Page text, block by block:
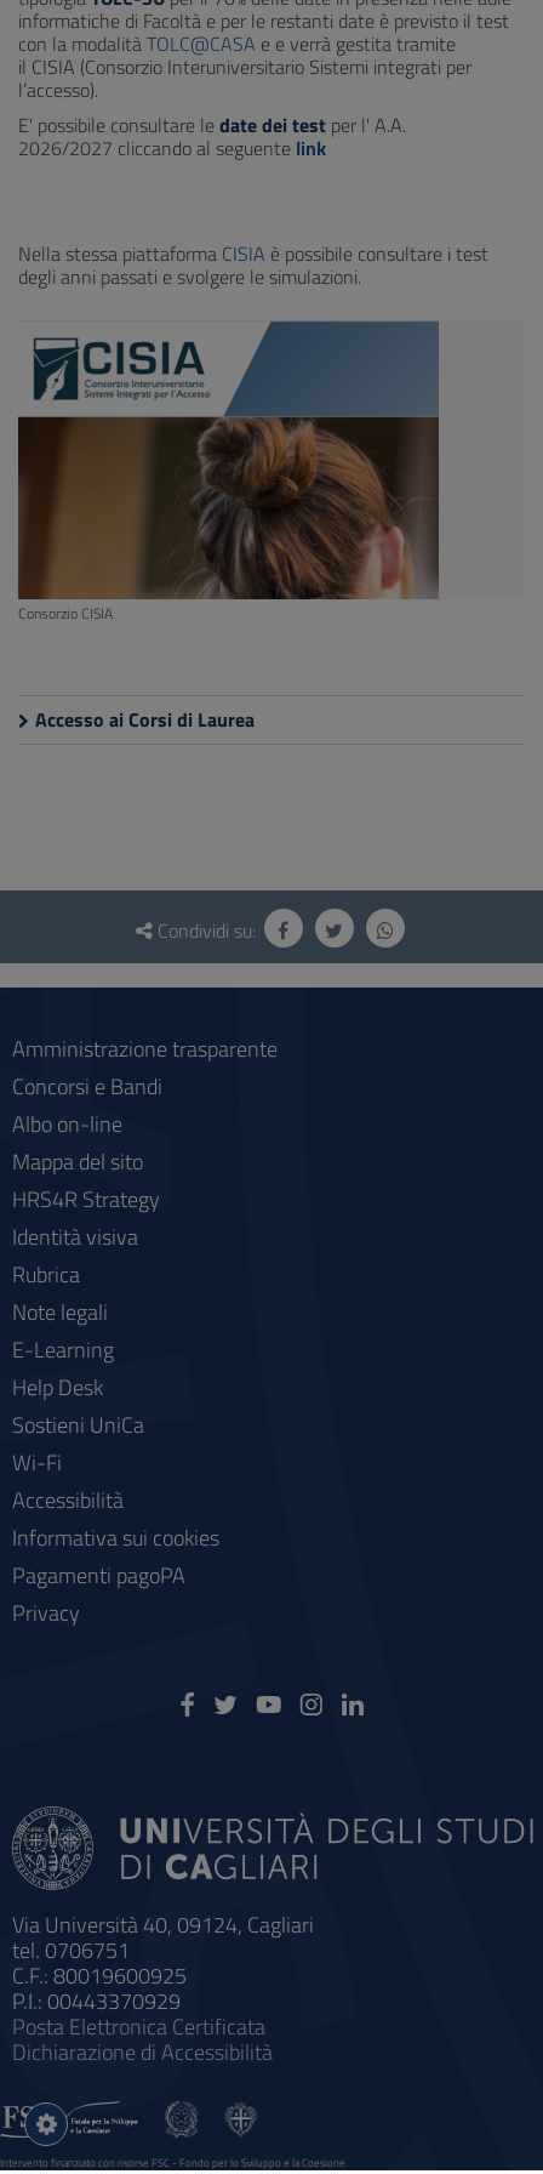
informatiche di Facoltà e per le restanti date è previsto il test
con la modalitàTOLC@CASA e e verrà gestita tramite
il CISIA (Consorzio Interuniversitario Sistemi integrati per
l’accesso).
E' possibile consultare ledate dei test per l' A.A.
2026/2027 cliccando al seguente link
Nella stessa piattaforma CISIA è possibile consultare i test
degli anni passati e svolgere le simulazioni.
Consorzio CISIA
Accesso ai Corsi di Laurea
Questionario
social
Condividi su:
Via Università 40, 09124, Cagliari
tel. 0706751
C.F.: 80019600925
P.I.: 00443370929
Posta Elettronica Certificata
Dichiarazione di Accessibilità
Amministrazione trasparente
Concorsi e Bandi
Albo on-line
Mappa del sito
HRS4R Strategy
Identità visiva
Rubrica
Note legali
E-Learning
Help Desk
Sostieni UniCa
Wi-Fi
Accessibilità
Informativa sui cookies
Pagamenti pagoPA
Privacy
Intervento finanziato con risorse FSC - Fondo per lo Sviluppo e la Coesione
Impostazioni
cookie